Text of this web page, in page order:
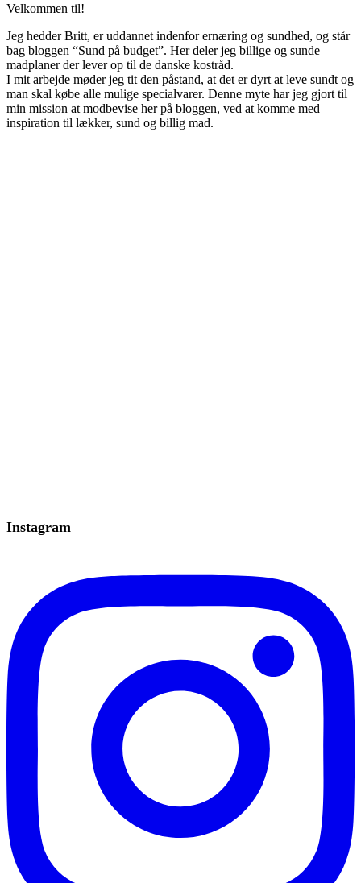
Velkommen til!
Jeg hedder Britt, er uddannet indenfor ernæring og sundhed, og står
bag bloggen “Sund på budget”. Her deler jeg billige og sunde
madplaner der lever op til de danske kostråd.
I mit arbejde møder jeg tit den påstand, at det er dyrt at leve sundt og
man skal købe alle mulige specialvarer. Denne myte har jeg gjort til
min mission at modbevise her på bloggen, ved at komme med
inspiration til lækker, sund og billig mad.
Instagram